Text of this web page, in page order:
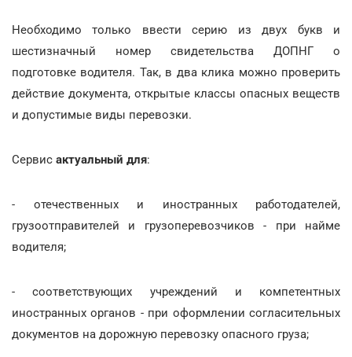
Необходимо только ввести серию из двух букв и
шестизначный номер свидетельства ДОПНГ о
подготовке водителя. Так, в два клика можно проверить
действие документа, открытые классы опасных веществ
и допустимые виды перевозки.
Сервис актуальный для:
- отечественных и иностранных работодателей,
грузоотправителей и грузоперевозчиков - при найме
водителя;
- соответствующих учреждений и компетентных
иностранных органов - при оформлении согласительных
документов на дорожную перевозку опасного груза;